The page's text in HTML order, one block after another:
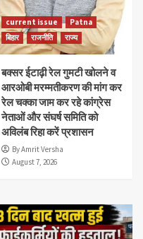
current issue
Patna
बिहार
राजनीति राज्य
बक्सर ईटाढ़ी रेल गुमटी खोलने व
आरओबी मरम्मतीकरण की मांग कर
रेल चक्का जाम कर रहे कांग्रेस
नेताओं और संघर्ष समिति को
अविलंब रिहा करें प्रशासन
By Amrit Versha
August 7, 2026